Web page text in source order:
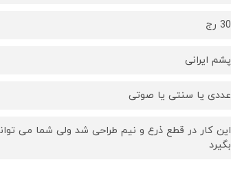
30 رج
پشم ایرانی
عددی یا سنتی یا صوتی
این کار در قطع ذرع و نیم طراحی شد ولی شما می
بگیرد